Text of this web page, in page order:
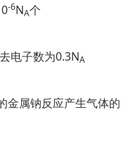
-6NA个
电子数为0.3NA
金属钠反应产生气体的